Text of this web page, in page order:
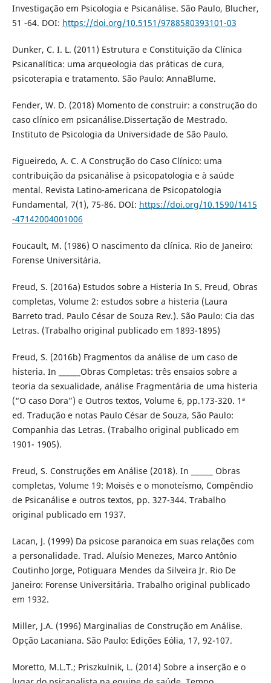
Investigação em Psicologia e Psicanálise. São Paulo, Blucher,
51 -64. DOI: https://doi.org/10.5151/9788580393101-03
Dunker, C. I. L. (2011) Estrutura e Constituição da Clínica
Psicanalítica: uma arqueologia das práticas de cura,
psicoterapia e tratamento. São Paulo: AnnaBlume.
Fender, W. D. (2018) Momento de construir: a construção do
caso clínico em psicanálise.Dissertação de Mestrado.
Instituto de Psicologia da Universidade de São Paulo.
Figueiredo, A. C. A Construção do Caso Clínico: uma
contribuição da psicanálise à psicopatologia e à saúde
mental. Revista Latino-americana de Psicopatologia
Fundamental, 7(1), 75-86. DOI: https://doi.org/10.1590/1415
-47142004001006
Foucault, M. (1986) O nascimento da clínica. Rio de Janeiro:
Forense Universitária.
Freud, S. (2016a) Estudos sobre a Histeria In S. Freud, Obras
completas, Volume 2: estudos sobre a histeria (Laura
Barreto trad. Paulo César de Souza Rev.). São Paulo: Cia das
Letras. (Trabalho original publicado em 1893-1895)
Freud, S. (2016b) Fragmentos da análise de um caso de
histeria. In ______Obras Completas: três ensaios sobre a
teoria da sexualidade, análise Fragmentária de uma histeria
(“O caso Dora”) e Outros textos, Volume 6, pp.173-320. 1ª
ed. Tradução e notas Paulo César de Souza, São Paulo:
Companhia das Letras. (Trabalho original publicado em
1901- 1905).
Freud, S. Construções em Análise (2018). In ______ Obras
completas, Volume 19: Moisés e o monoteísmo, Compêndio
de Psicanálise e outros textos, pp. 327-344. Trabalho
original publicado em 1937.
Lacan, J. (1999) Da psicose paranoica em suas relações com
a personalidade. Trad. Aluísio Menezes, Marco Antônio
Coutinho Jorge, Potiguara Mendes da Silveira Jr. Rio De
Janeiro: Forense Universitária. Trabalho original publicado
em 1932.
Miller, J.A. (1996) Marginalias de Construção em Análise.
Opção Lacaniana. São Paulo: Edições Eólia, 17, 92-107.
Moretto, M.L.T.; Priszkulnik, L. (2014) Sobre a inserção e o